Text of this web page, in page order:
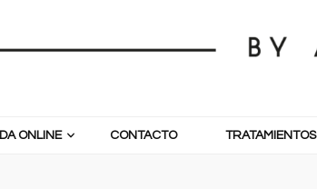
ONLINE CONTACTO TRATAMIENTOS